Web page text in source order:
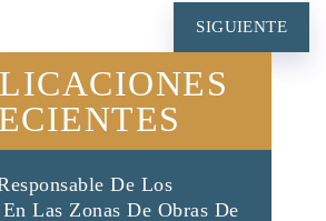
SIGUIENTE
De Los
Las Zonas De Obras De